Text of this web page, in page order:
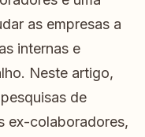
as empresas a
internas e
Neste artigo,
de
ex-colaboradores,